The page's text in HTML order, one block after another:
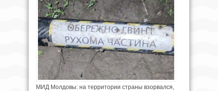
МИД Молдовы: на территории страны взорвался,